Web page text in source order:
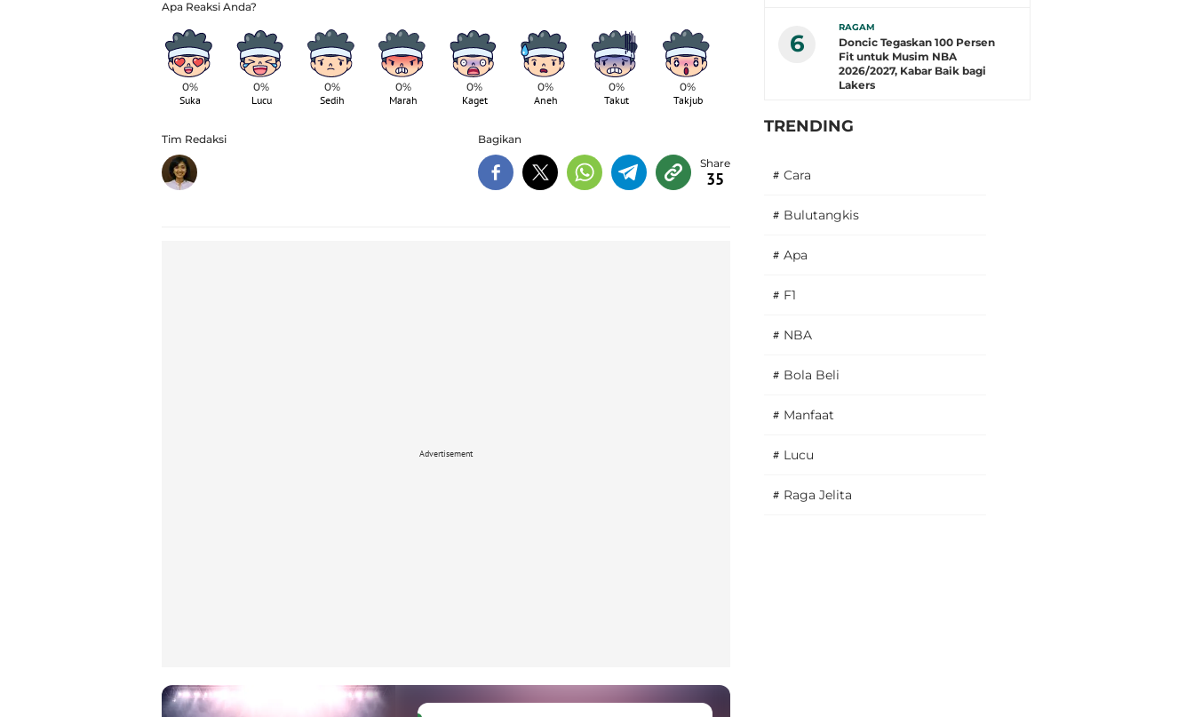
0%
Suka
0%
Lucu
0%
Sedih
0%
Marah
0%
Kaget
0%
Aneh
0%
Takut
0%
Takjub
Tim Redaksi Bagikan
35
Advertisement
6
RAGAM
Doncic Tegaskan 100 Persen
Fit untuk Musim NBA
2026/2027, Kabar Baik bagi
Lakers
TRENDING
# Cara
# Bulutangkis
# Apa
# F1
# NBA
# Bola Beli
# Manfaat
# Lucu
# Raga Jelita